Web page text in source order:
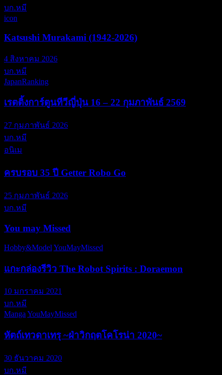
บก.หมี
icon
Katsushi Murakami (1942-2026)
4 สิงหาคม 2026
บก.หมี
JapanRanking
เรตติ้งการ์ตูนทีวีญี่ปุ่น 16 – 22 กุมภาพันธ์ 2569
27 กุมภาพันธ์ 2026
บก.หมี
อนิเม
ครบรอบ 35 ปี Getter Robo Go
25 กุมภาพันธ์ 2026
บก.หมี
You may Missed
Hobby&Model YouMayMissed
แกะกล่องรีวิว The Robot Spirits : Doraemon
10 มกราคม 2021
บก.หมี
MangaYouMayMissed
หัตถ์เทวดาเทรุ ~ฝ่าวิกฤตโคโรน่า 2020~
30 ธันวาคม 2020
บก.หมี